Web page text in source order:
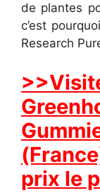
de plantes
c’est
Research
prix le